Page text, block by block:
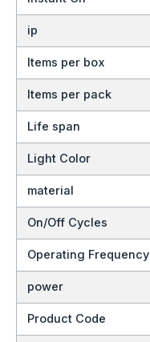
ip
Items per box
Items per pack
Life span
Light Color
material
On/Off Cycles
Operating Frequency
power
Product Code